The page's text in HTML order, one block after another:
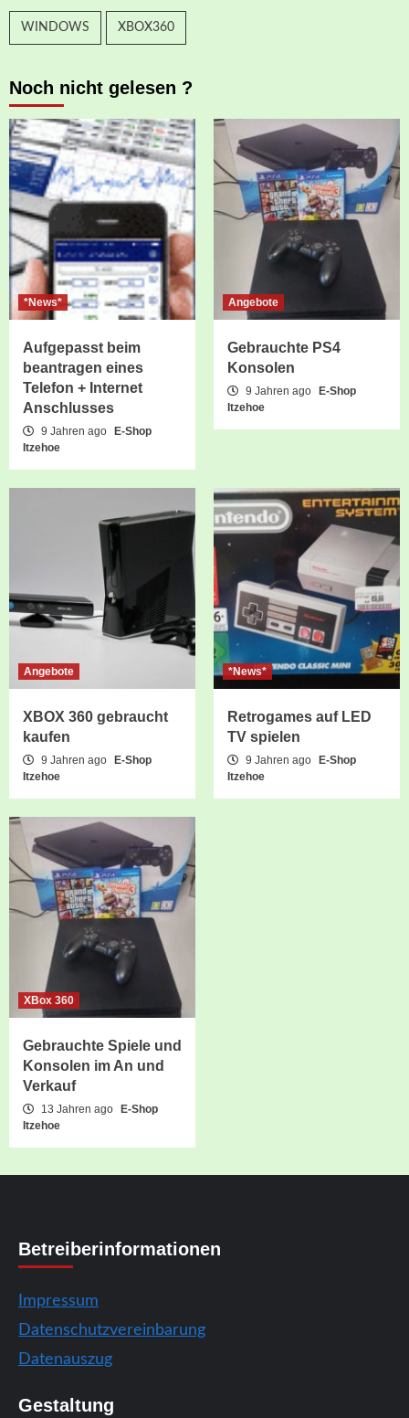
WINDOWS XBOX360
Noch nicht gelesen ?
*News*
Aufgepasst beim
beantragen eines
Telefon + Internet
Anschlusses
9 Jahren ago
E-Shop
Itzehoe
Angebote
Gebrauchte PS4
Konsolen
9 Jahren ago
E-Shop
Itzehoe
Angebote
XBOX 360 gebraucht
kaufen
9 Jahren ago
E-Shop
Itzehoe
*News*
Retrogames auf LED
TV spielen
9 Jahren ago
E-Shop
Itzehoe
XBox 360
Gebrauchte Spiele und
Konsolen im An und
Verkauf
13 Jahren ago
E-Shop
Itzehoe
Betreiberinformationen
Impressum
Datenschutzvereinbarung
Datenauszug
Gestaltung